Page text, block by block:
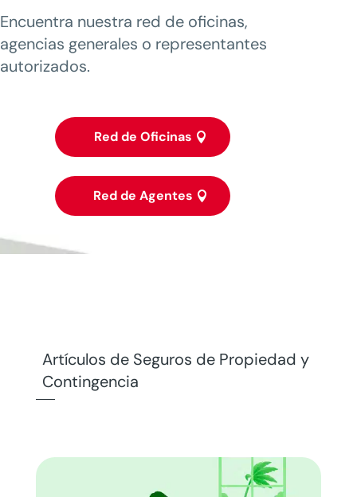
Encuentra nuestra red de oficinas,
agencias generales o representantes
autorizados.
Red de Oficinas
Red de Agentes
Artículos de Seguros de Propiedad y
Contingencia